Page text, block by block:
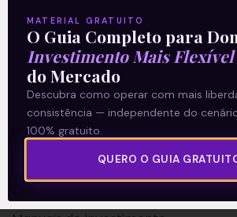
Sobre nós
Termos e Condições
Política de Privacidade
Explore
Artigos
MATERIAL GRATUITO
O Guia Completo para
Investimento Mais Flexível
do Mercado
Descubra como operar com mais
consistência — independente do
100% gratuito.
QUERO O GUIA